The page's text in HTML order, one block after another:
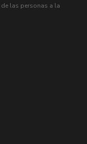
las personas a la